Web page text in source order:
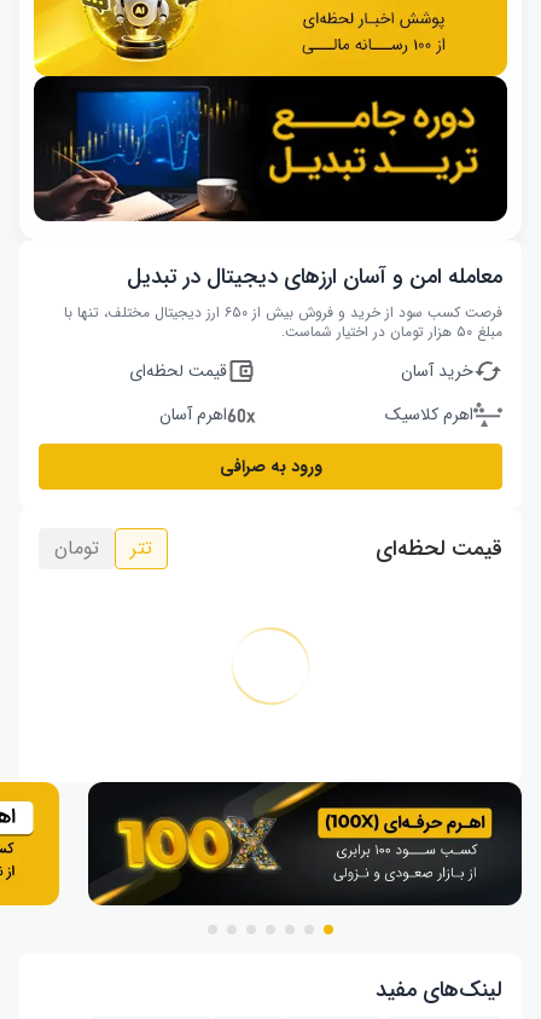
معامله امن و آسان ارزهای دیجیتال در تبدیل
فرصت کسب سود از خرید و فروش بیش از ۶۵۰ ارز دیجیتال مختلف، تنها با
مبلغ ۵۰ هزار تومان در اختیار شماست.
خرید آسان
قیمت لحظه‌ای
اهرم کلاسیک
اهرم آسان
ورود به صرافی
قیمت لحظه‌ای تتر تومان
لینک‌های مفید